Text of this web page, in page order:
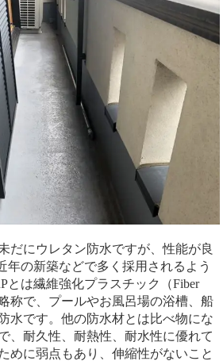
だにウレタン防水ですが、性能が良
年の新築などで多く採用されるよう
とは繊維強化プラスチック（Fiber
略称で、プールやお風呂場の浴槽、船
水です。他の防水材とは比べ物にな
、耐久性、耐熱性、耐水性に優れて
めに弱点もあり、伸縮性がないこと